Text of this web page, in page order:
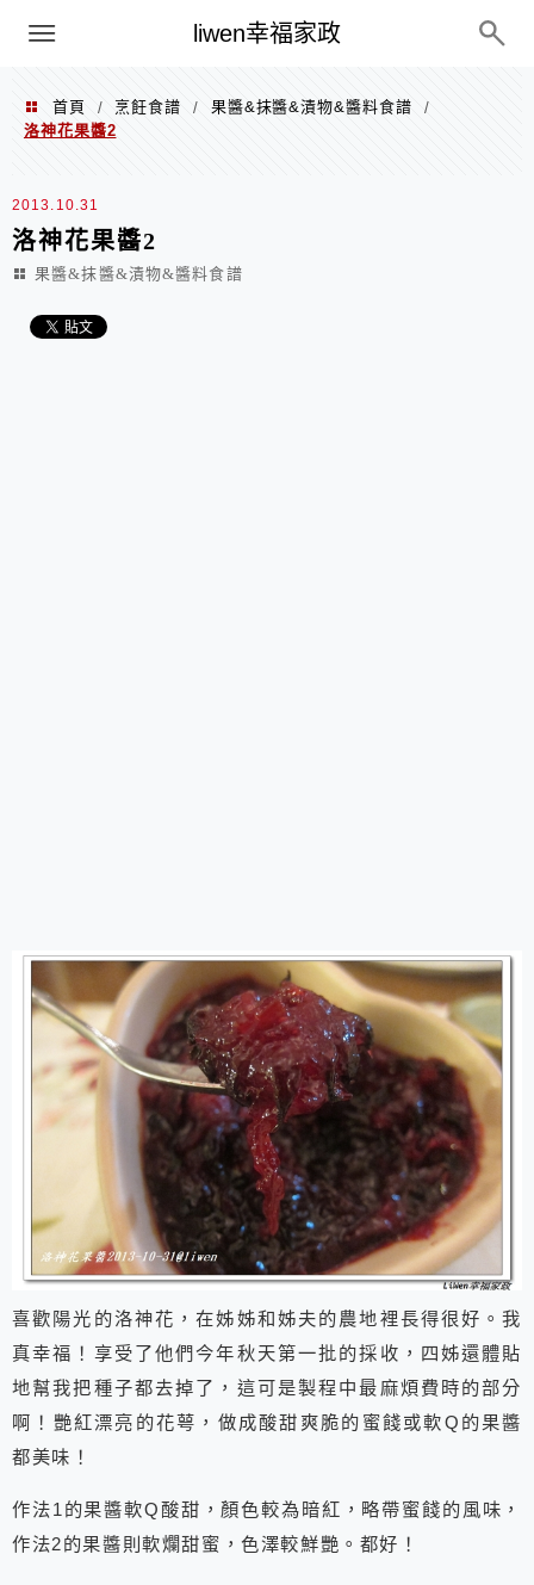
liwen幸福家政
menu
首頁 / 烹飪食譜 / 果醬&抹醬&漬物&醬料食譜
/
洛神花果醬2
2013.10.31
洛神花果醬2
果醬&抹醬&漬物&醬料食譜
喜歡陽光的洛神花，在姊姊和姊夫的農地裡長得很好。我
真幸福！享受了他們今年秋天第一批的採收，四姊還體貼
地幫我把種子都去掉了，這可是製程中最麻煩費時的部分
啊！艷紅漂亮的花萼，做成酸甜爽脆的蜜餞或軟Q 的果醬
都美味！
作法1 的果醬軟Q酸甜，顏色較為暗紅，略帶蜜餞的風味，
作法2的果醬則軟爛甜蜜，色澤較鮮艷。都好！